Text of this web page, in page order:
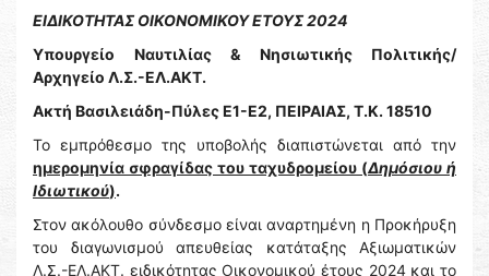
ΕΙΔΙΚΟΤΗΤΑΣ ΟΙΚΟΝΟΜΙΚΟΥ ΕΤΟΥΣ 2024
Υπουργείο Ναυτιλίας & Νησιωτικής Πολιτικής/
Αρχηγείο Λ.Σ.-ΕΛ.ΑΚΤ.
Ακτή Βασιλειάδη-Πύλες Ε1-Ε2, ΠΕΙΡΑΙΑΣ, Τ.Κ. 18510
Το εμπρόθεσμο της υποβολής διαπιστώνεται από την
ημερομηνία σφραγίδας του ταχυδρομείου (Δημόσιου ή
Ιδιωτικού).
Στον ακόλουθο σύνδεσμο είναι αναρτημένη η Προκήρυξη
του διαγωνισμού απευθείας κατάταξης Αξιωματικών
Λ.Σ.-ΕΛ.ΑΚΤ. ειδικότητας Οικονομικού έτους 2024 και το